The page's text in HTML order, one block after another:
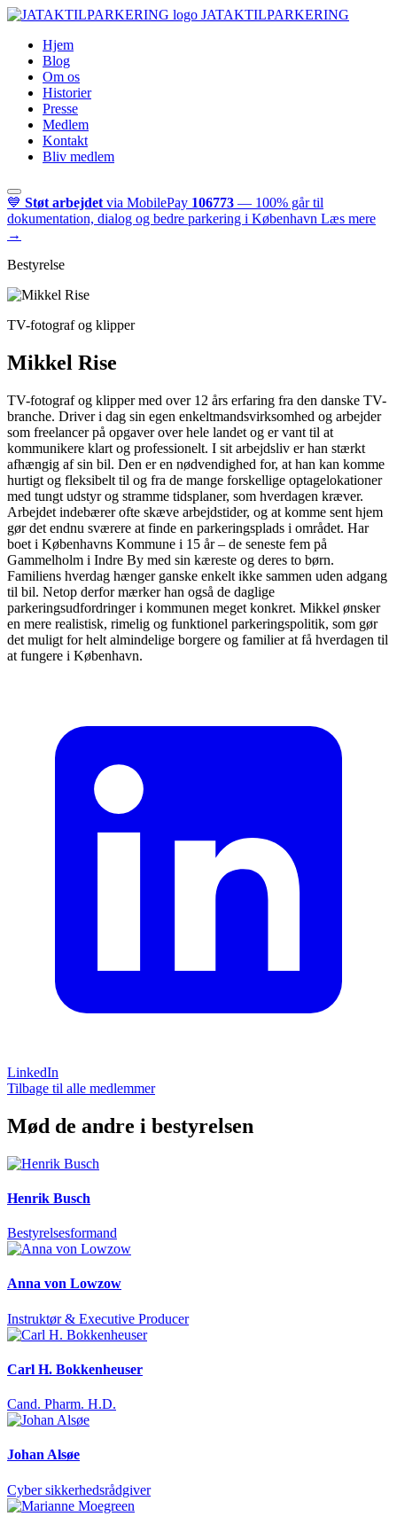
JATAKTILPARKERING
Hjem
Blog
Om os
Historier
Presse
Medlem
Kontakt
Bliv medlem
💙 Støt arbejdet via MobilePay 106773 — 100% går til
dokumentation, dialog og bedre parkering i København Læs mere
→
Bestyrelse
TV-fotograf og klipper
Mikkel Rise
TV-fotograf og klipper med over 12 års erfaring fra den danske TV-
branche. Driver i dag sin egen enkeltmandsvirksomhed og arbejder
som freelancer på opgaver over hele landet og er vant til at
kommunikere klart og professionelt. I sit arbejdsliv er han stærkt
afhængig af sin bil. Den er en nødvendighed for, at han kan komme
hurtigt og fleksibelt til og fra de mange forskellige optagelokationer
med tungt udstyr og stramme tidsplaner, som hverdagen kræver.
Arbejdet indebærer ofte skæve arbejdstider, og at komme sent hjem
gør det endnu sværere at finde en parkeringsplads i området. Har
boet i Københavns Kommune i 15 år – de seneste fem på
Gammelholm i Indre By med sin kæreste og deres to børn.
Familiens hverdag hænger ganske enkelt ikke sammen uden adgang
til bil. Netop derfor mærker han også de daglige
parkeringsudfordringer i kommunen meget konkret. Mikkel ønsker
en mere realistisk, rimelig og funktionel parkeringspolitik, som gør
det muligt for helt almindelige borgere og familier at få hverdagen til
at fungere i København.
LinkedIn
Tilbage til alle medlemmer
Mød de andre i bestyrelsen
Henrik Busch
Bestyrelsesformand
Anna von Lowzow
Instruktør & Executive Producer
Carl H. Bokkenheuser
Cand. Pharm. H.D.
Johan Alsøe
Cyber sikkerhedsrådgiver